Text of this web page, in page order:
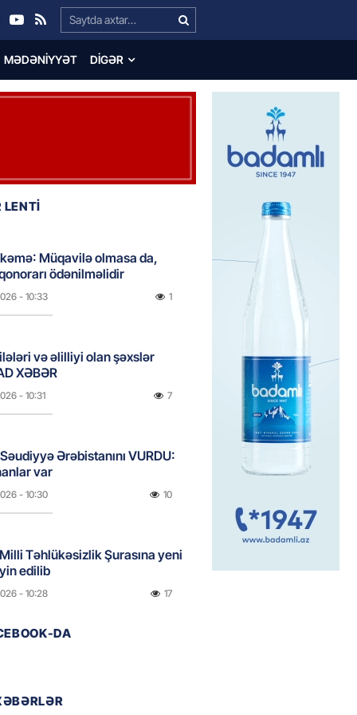
Search…
MƏDƏNIYYƏT DIGƏR
Müqavilə olmasa da,
ödənilməlidir
- 10:33 1
və əlilliyi olan şəxslər
XƏBƏR
- 10:31 7
Ərəbistanını VURDU:
var
- 10:30 10
Təhlükəsizlik Şurasına yeni
edilib
- 10:28 17
- 10:15
DA